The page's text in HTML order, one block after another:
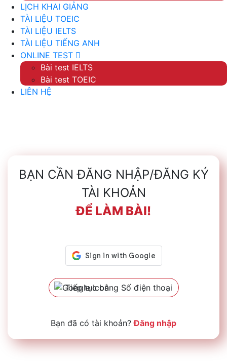
LỊCH KHAI GIẢNG
TÀI LIỆU TOEIC
TÀI LIỆU IELTS
TÀI LIỆU TIẾNG ANH
ONLINE TEST
Bài test IELTS
Bài test TOEIC
LIÊN HỆ
BẠN CẦN ĐĂNG NHẬP/ĐĂNG KÝ
TÀI KHOẢN
ĐỂ LÀM BÀI!
Tiếp tục bằng Số điện thoại
Bạn đã có tài khoản?Đăng nhập